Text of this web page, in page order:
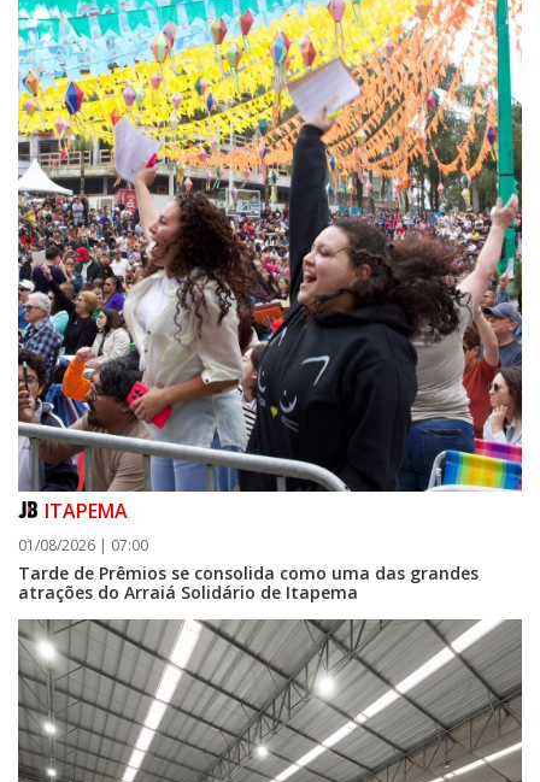
05/08/2026 | 07:00
Queda na geração europeia ocorre enquanto inteligência artificial, data
centers e carros elétricos elevam a demanda e colocam o
armazenamento no centro do debate energético
NAVEGANTES
05/08/2026 | 07:00
Curta-metragem navegantino estreia no Cineteatro Carecão com debate
sobre direitos da mulher
ITAPEMA
01/08/2026 | 07:00
Tarde de Prêmios se consolida como uma das grandes
atrações do Arraiá Solidário de Itapema